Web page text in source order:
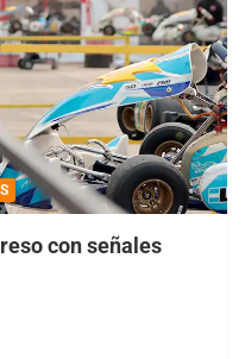
con señales